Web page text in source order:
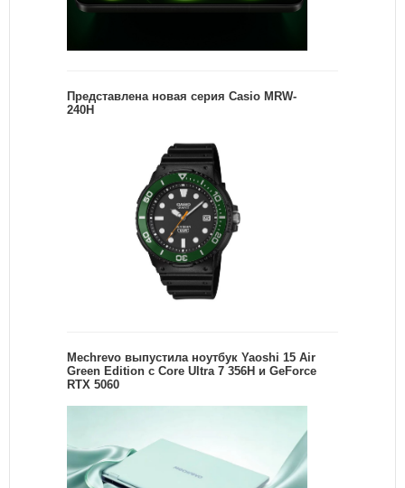
Представлена новая серия Casio MRW-
240H
Mechrevo выпустила ноутбук Yaoshi 15 Air
Green Edition с Core Ultra 7 356H и GeForce
RTX 5060